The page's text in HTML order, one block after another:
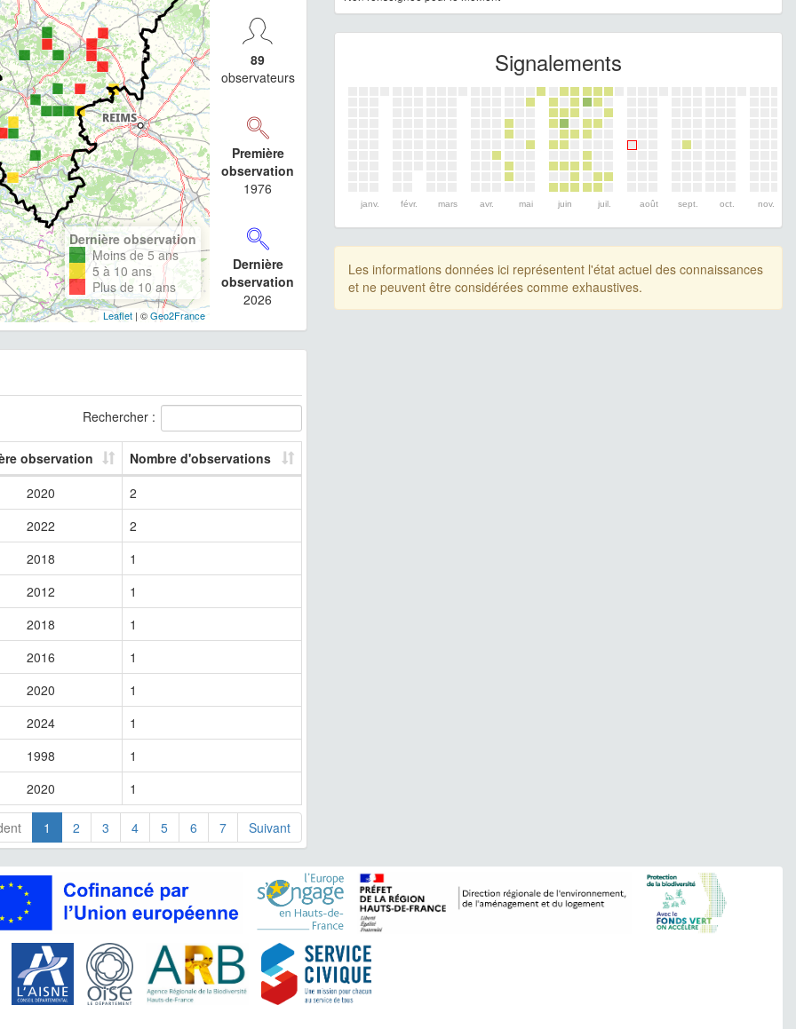
Dernière observation
Moins de 5 ans
5 à 10 ans
Plus de 10 ans
Leaflet| ©Geo2France
89
observateurs
Première
observation
1976
Dernière
observation
2026
Rechercher :
observation
Nombre d'observations
2020
2
2022
2
2018
1
2012
1
2018
1
2016
1
2020
1
2024
1
1998
1
2020
1
1 2 3 4 5 6 7 Suivant
Signalements
janv. févr. mars avr. mai juin juil. août sept. oct. nov.
Les informations données ici représentent l'état actuel des connaissances
et ne peuvent être considérées comme exhaustives.